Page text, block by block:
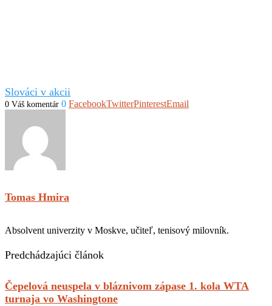
Slováci v akcii
0 Váš komentár 0 FacebookTwitterPinterestEmail
Tomas Hmira
Absolvent univerzity v Moskve, učiteľ, tenisový milovník.
Predchádzajúci článok
Čepelová neuspela v bláznivom zápase 1. kola WTA
turnaja vo Washingtone